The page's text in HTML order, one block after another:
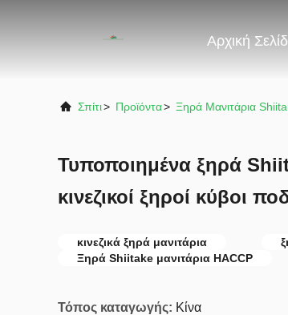
Αρχική
Σπίτι> Προϊόντα> Ξηρά Μανιτάρια
Τυποποιημένα ξηρά
κινεζικοί ξηροί κύβοι
κινεζικά ξηρά μανιτάρια
Ξηρά Shiitake μανιτάρια HACCP
Τόπος καταγωγής: Κίνα